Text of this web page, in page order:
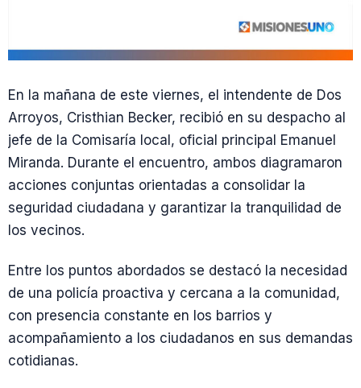
En la mañana de este viernes, el intendente de Dos
Arroyos, Cristhian Becker, recibió en su despacho al
jefe de la Comisaría local, oficial principal Emanuel
Miranda. Durante el encuentro, ambos diagramaron
acciones conjuntas orientadas a consolidar la
seguridad ciudadana y garantizar la tranquilidad de
los vecinos.
Entre los puntos abordados se destacó la necesidad
de una policía proactiva y cercana a la comunidad,
con presencia constante en los barrios y
acompañamiento a los ciudadanos en sus demandas
cotidianas.